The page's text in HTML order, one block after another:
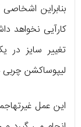
بنابراین
کارآیی نخواهد
تغییر سایز
لیپوساکشن چربی
این عمل